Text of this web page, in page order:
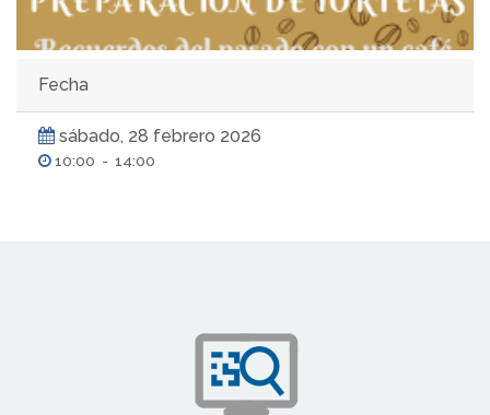
Fecha
sábado, 28 febrero 2026
10:00 - 14:00